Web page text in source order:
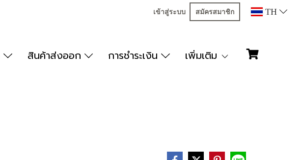
เข้าสู่ระบบ สมัครสมาชิก TH
สินค้าส่งออก การชำระเงิน เพิ่มเติม